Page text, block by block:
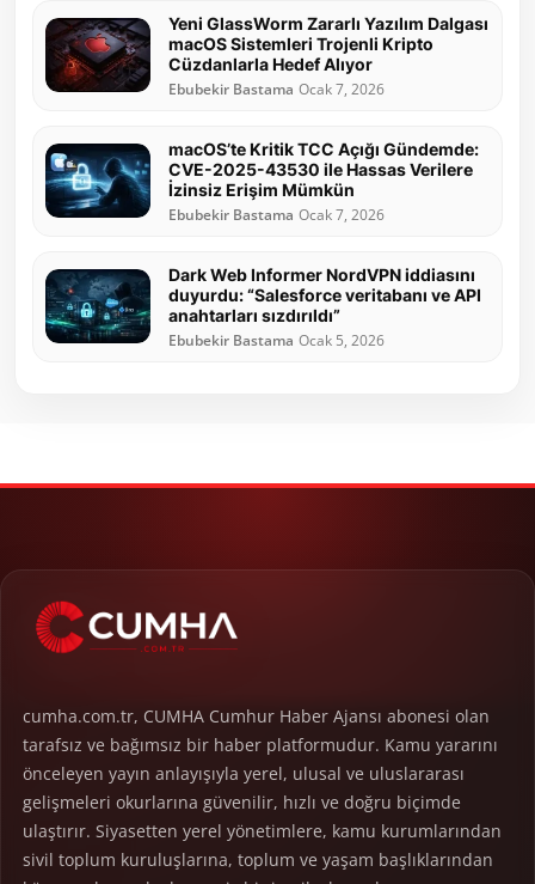
Yeni GlassWorm Zararlı Yazılım Dalgası
macOS Sistemleri Trojenli Kripto
Cüzdanlarla Hedef Alıyor
Ebubekir Bastama Ocak 7, 2026
macOS’te Kritik TCC Açığı Gündemde:
CVE-2025-43530 ile Hassas Verilere
İzinsiz Erişim Mümkün
Ebubekir Bastama Ocak 7, 2026
Dark Web Informer NordVPN iddiasını
duyurdu: “Salesforce veritabanı ve API
anahtarları sızdırıldı”
Ebubekir Bastama Ocak 5, 2026
cumha.com.tr, CUMHA Cumhur Haber Ajansı abonesi olan
tarafsız ve bağımsız bir haber platformudur. Kamu yararını
önceleyen yayın anlayışıyla yerel, ulusal ve uluslararası
gelişmeleri okurlarına güvenilir, hızlı ve doğru biçimde
ulaştırır. Siyasetten yerel yönetimlere, kamu kurumlarından
sivil toplum kuruluşlarına, toplum ve yaşam başlıklarından